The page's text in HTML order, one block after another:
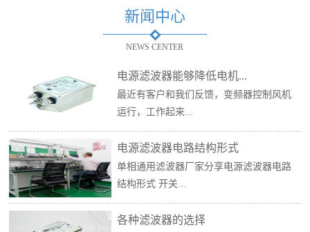
新闻中心
NEWS CENTER
电源滤波器能够降低电机...
最近有客户和我们反馈，变频器控制风机
运行，工作起来...
电源滤波器电路结构形式
单相通用滤波器厂家分享电源滤波器电路
结构形式 开关...
各种滤波器的选择